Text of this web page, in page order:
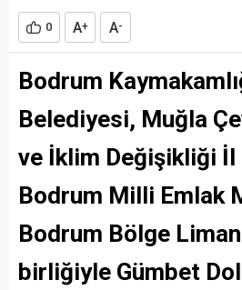
0 A+ A-
Bodrum
Belediyesi, Muğla
ve İklim Değişikliği İl
Bodrum Milli Emlak
Bodrum Bölge Liman
birliğiyle Gümbet